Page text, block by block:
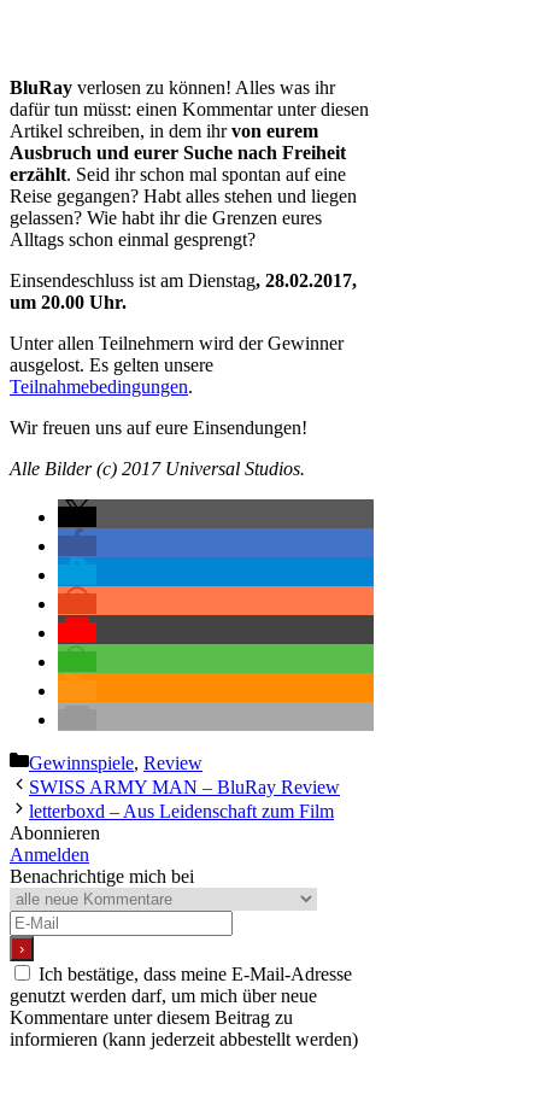
BluRay verlosen zu können! Alles was ihr
dafür tun müsst: einen Kommentar unter diesen
Artikel schreiben, in dem ihrvon eurem
Ausbruch und eurer Suche nach Freiheit
erzählt. Seid ihr schon mal spontan auf eine
Reise gegangen? Habt alles stehen und liegen
gelassen? Wie habt ihr die Grenzen eures
Alltags schon einmal gesprengt?
Einsendeschluss ist am Dienstag, 28.02.2017,
um 20.00 Uhr.
Unter allen Teilnehmern wird der Gewinner
ausgelost. Es gelten unsere
Teilnahmebedingungen.
Wir freuen uns auf eure Einsendungen!
Alle Bilder (c) 2017 Universal Studios.
Kategorien
Gewinnspiele, Review
SWISS ARMY MAN – BluRay Review
letterboxd – Aus Leidenschaft zum Film
Abonnieren
Anmelden
Benachrichtige mich bei
Ich bestätige, dass meine E-Mail-Adresse
genutzt werden darf, um mich über neue
Kommentare unter diesem Beitrag zu
informieren (kann jederzeit abbestellt werden)